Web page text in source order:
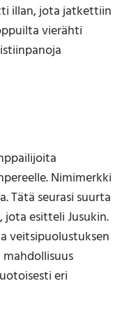
illan, jota jatkettiin
vierähti
Nimimerkki
Tätä seurasi suurta
esitteli Jusukin.
veitsipuolustuksen
eri